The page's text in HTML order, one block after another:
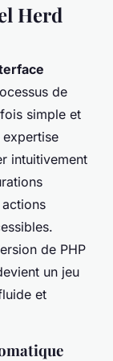
Herd
de
simple et
intuitivement
de PHP
un jeu
et